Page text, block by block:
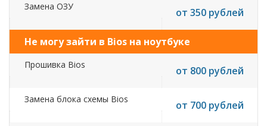
Замена ОЗУ от 350 рублей
Не могу зайти в Bios на ноутбуке
Прошивка Bios от 800 рублей
Замена блока схемы Bios от 700 рублей